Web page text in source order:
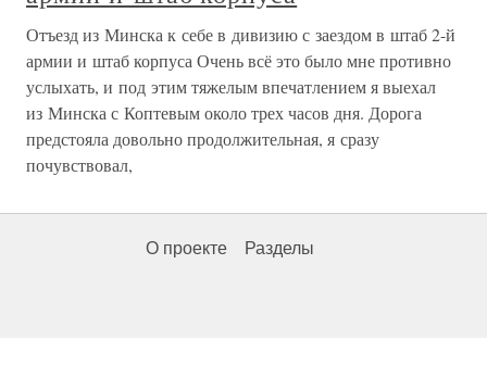
Отъезд из Минска к себе в дивизию с заездом в штаб 2-й
армии и штаб корпуса Очень всё это было мне противно
услыхать, и под этим тяжелым впечатлением я выехал
из Минска с Коптевым около трех часов дня. Дорога
предстояла довольно продолжительная, я сразу
почувствовал,
О проекте Разделы